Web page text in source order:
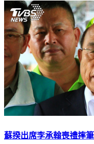
蘇揆出席李承翰喪禮摔